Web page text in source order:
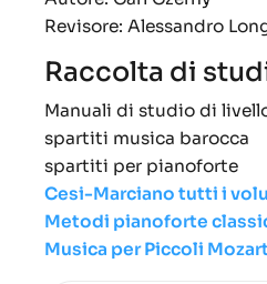
Revisore: Alessandro
Raccolta di
Manuali di studio di
spartiti musica barocca
spartiti per pianoforte
Cesi-Marciano tutti i
Metodi pianoforte
Musica per Piccoli Mozart